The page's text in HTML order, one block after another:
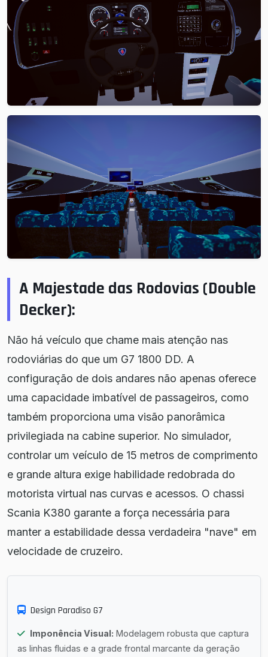
A Majestade das Rodovias (Double
Decker):
Não há veículo que chame mais atenção nas
rodoviárias do que um G7 1800 DD. A
configuração de dois andares não apenas oferece
uma capacidade imbatível de passageiros, como
também proporciona uma visão panorâmica
privilegiada na cabine superior. No simulador,
controlar um veículo de 15 metros de comprimento
e grande altura exige habilidade redobrada do
motorista virtual nas curvas e acessos. O chassi
Scania K380 garante a força necessária para
manter a estabilidade dessa verdadeira "nave" em
velocidade de cruzeiro.
Design Paradiso G7
Imponência Visual: Modelagem robusta que captura
as linhas fluidas e a grade frontal marcante da geração